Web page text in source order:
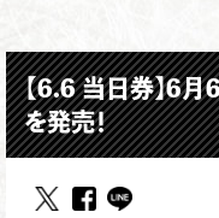
【6.6 当日券】6
を発売！